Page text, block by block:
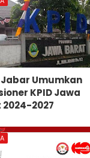
Jabar Umumkan
KPID Jawa
2027